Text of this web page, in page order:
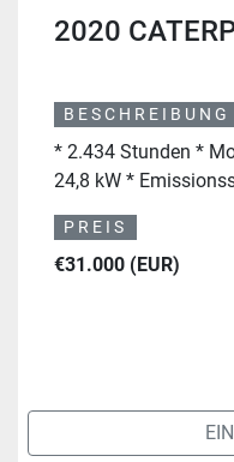
2020
BESCHREIBUNG
* 2.434 Stunden *
24,8 kW *
PREIS
€31.000 (EUR)